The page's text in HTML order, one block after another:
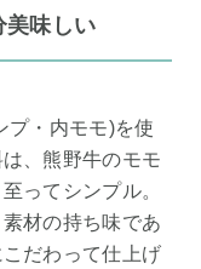
美味しい
プ・内モモ)を使
、熊野牛のモモ
ってシンプル。
材の持ち味であ
だわって仕上げ